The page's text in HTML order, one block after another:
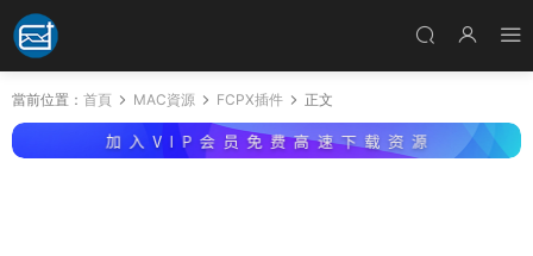
當前位置： 首頁 MAC資源 FCPX插件 正文